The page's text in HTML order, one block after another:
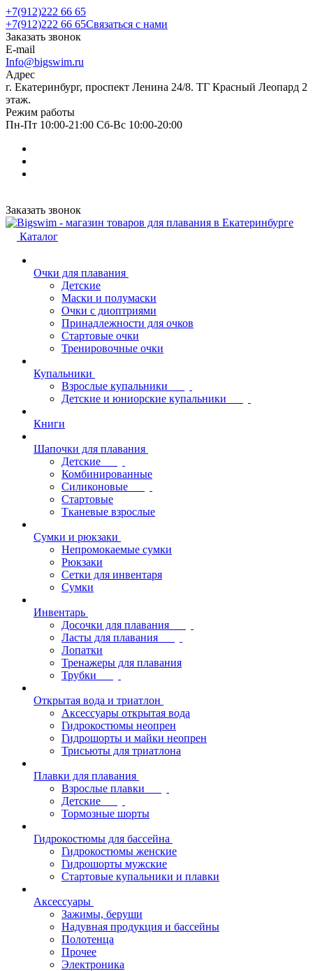
+7(912)222 66 65
+7(912)222 66 65Связаться с нами
Заказать звонок
E-mail
Info@bigswim.ru
Адрес
г. Екатеринбург, проспект Ленина 24/8. ТГ Красный Леопард 2
этаж.
Режим работы
Пн-Пт 10:00-21:00 Сб-Вс 10:00-20:00
Заказать звонок
Каталог
Очки для плавания
Детские
Маски и полумаски
Очки с диоптриями
Принадлежности для очков
Стартовые очки
Тренировочные очки
Купальники
Взрослые купальники
Детские и юниорские купальники
Книги
Шапочки для плавания
Детские
Комбинированные
Силиконовые
Стартовые
Тканевые взрослые
Сумки и рюкзаки
Непромокаемые сумки
Рюкзаки
Сетки для инвентаря
Сумки
Инвентарь
Досочки для плавания
Ласты для плавания
Лопатки
Тренажеры для плавания
Трубки
Открытая вода и триатлон
Аксессуары открытая вода
Гидрокостюмы неопрен
Гидрошорты и майки неопрен
Трисьюты для триатлона
Плавки для плавания
Взрослые плавки
Детские
Тормозные шорты
Гидрокостюмы для бассейна
Гидрокостюмы женские
Гидрошорты мужские
Стартовые купальники и плавки
Аксессуары
Зажимы, беруши
Надувная продукция и бассейны
Полотенца
Прочее
Электроника